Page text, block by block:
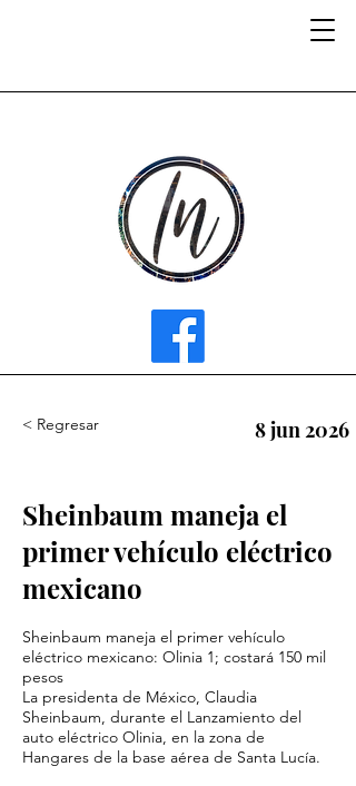
< Regresar 8 jun 2026
Sheinbaum maneja el
primer vehículo eléctrico
mexicano
Sheinbaum maneja el primer vehículo
eléctrico mexicano: Olinia 1; costará 150 mil
pesos
La presidenta de México, Claudia
Sheinbaum, durante el Lanzamiento del
auto eléctrico Olinia, en la zona de
Hangares de la base aérea de Santa Lucía.